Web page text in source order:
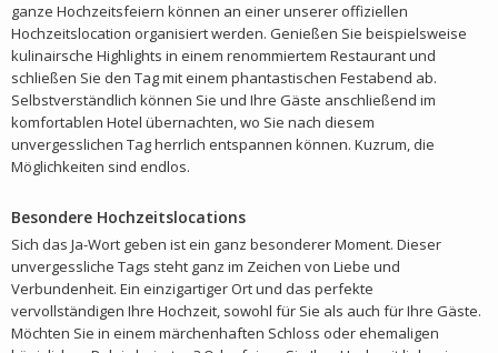
ganze Hochzeitsfeiern können an einer unserer offiziellen
Hochzeitslocation organisiert werden. Genießen Sie beispielsweise
kulinairsche Highlights in einem renommiertem Restaurant und
schließen Sie den Tag mit einem phantastischen Festabend ab.
Selbstverständlich können Sie und Ihre Gäste anschließend im
komfortablen Hotel übernachten, wo Sie nach diesem
unvergesslichen Tag herrlich entspannen können. Kuzrum, die
Möglichkeiten sind endlos.
Besondere Hochzeitslocations
Sich das Ja-Wort geben ist ein ganz besonderer Moment. Dieser
unvergessliche Tags steht ganz im Zeichen von Liebe und
Verbundenheit. Ein einzigartiger Ort und das perfekte
vervollständigen Ihre Hochzeit, sowohl für Sie als auch für Ihre Gäste.
Möchten Sie in einem märchenhaften Schloss oder ehemaligen